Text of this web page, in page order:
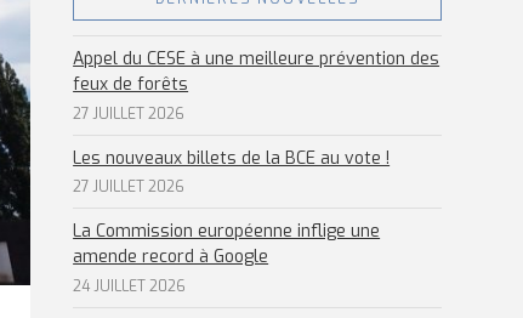
Appel du CESE à une meilleure prévention des
feux de forêts
27 JUILLET 2026
Les nouveaux billets de la BCE au vote !
27 JUILLET 2026
La Commission européenne inflige une
amende record à Google
24 JUILLET 2026